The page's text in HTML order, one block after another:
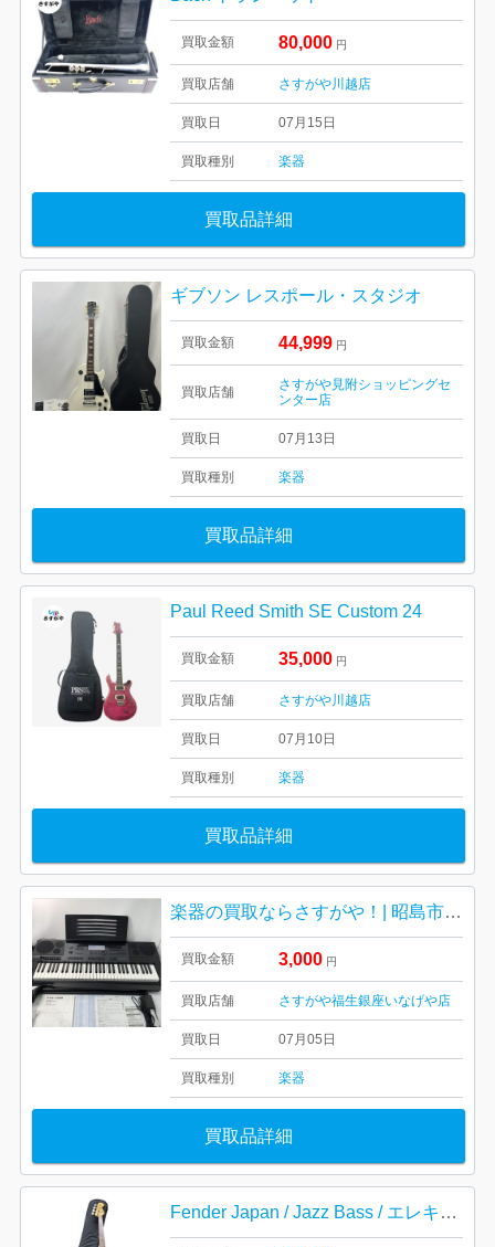
買取金額 80,000 円
買取店舗 さすがや川越店
買取日 07月15日
買取種別 楽器
買取品詳細
ギブソン レスポール・スタジオ
買取金額 44,999 円
買取店舗
さすがや見附ショッピングセ
ンター店
買取日 07月13日
買取種別 楽器
買取品詳細
Paul Reed Smith SE Custom 24
買取金額 35,000 円
買取店舗 さすがや川越店
買取日 07月10日
買取種別 楽器
買取品詳細
楽器の買取ならさすがや！| 昭島市松原町| カシオのキーボード
買取金額 3,000 円
買取店舗 さすがや福生銀座いなげや店
買取日 07月05日
買取種別 楽器
買取品詳細
Fender Japan / Jazz Bass / エレキベース / 楽器